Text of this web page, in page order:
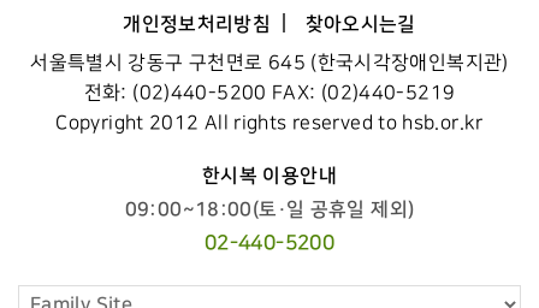
개인정보처리방침 찾아오시는길
서울특별시 강동구 구천면로 645 (한국시각장애인복지관)
전화: (02)440-5200 FAX: (02)440-5219
Copyright 2012 All rights reserved to hsb.or.kr
한시복 이용안내
09:00~18:00(토·일 공휴일 제외)
02-440-5200